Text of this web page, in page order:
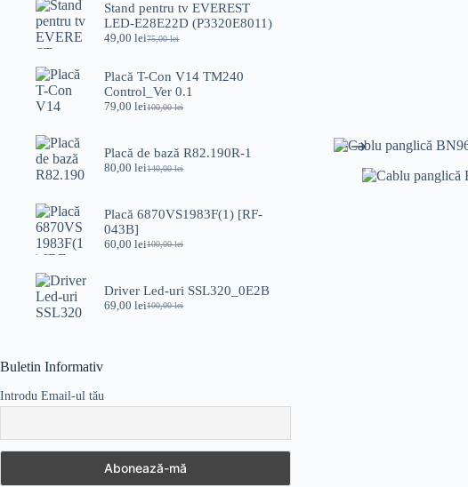
Stand pentru tv EVEREST
LED-E28E22D (P3320E8011)
75,00lei
Prețul
a
fost:
75,00 lei.
49,00leiPrețul
este:
49,00 lei.
Placă T-Con V14 TM240
Control_Ver 0.1
100,00lei
Prețul
fost:
100,00 lei.
79,00leiPrețul
79,00 lei.
Placă de bază R82.190R-1
140,00lei
Prețul
fost:
80,00leiPrețul
80,00 lei.
Placă 6870VS1983F(1) [RF-
043B]
100,00lei
Prețul
fost:
100,00 lei.
60,00leiPrețul
60,00 lei.
Driver Led-uri SSL320_0E2B
100,00lei
Prețul
69,00leiPrețul
Buletin Informativ
Introdu Email-ul tău